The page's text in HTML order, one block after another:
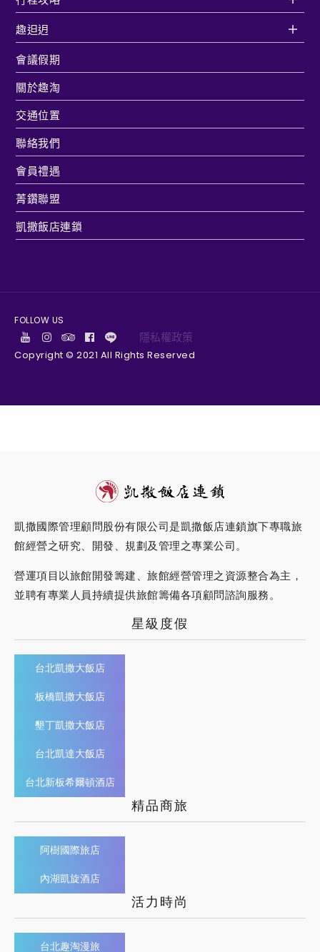
趣𨑨迌
會議假期
關於趣淘
交通位置
聯絡我們
會員禮遇
菁鑽聯盟
凱撒飯店連鎖
FOLLOW US
隱私權政策
Copyright © 2021 All Rights Reserved
凱撒國際管理顧問股份有限公司是凱撒飯店連鎖旗下專職旅
館經營之研究、開發、規劃及管理之專業公司。
營運項目以旅館開發籌建、旅館經營管理之資源整合為主，
並聘有專業人員持續提供旅館籌備各項顧問諮詢服務。
星級度假
台北凱撒大飯店
板橋凱撒大飯店
墾丁凱撒大飯店
台北凱達大飯店
台北新板希爾頓酒店
精品商旅
阿樹國際旅店
內湖凱旋酒店
活力時尚
台北趣淘漫旅